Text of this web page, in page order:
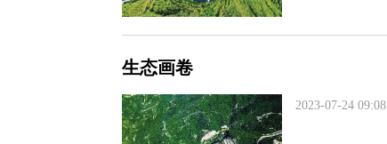
生态画卷
2023-07-24 09:08